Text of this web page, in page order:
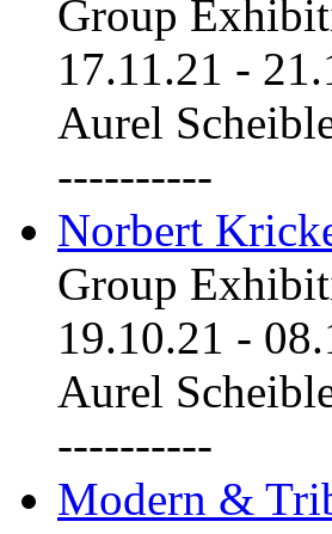
Group
17.11.21 -
Aurel
----------
Norbert
Group
19.10.21 -
Aurel
----------
Modern &